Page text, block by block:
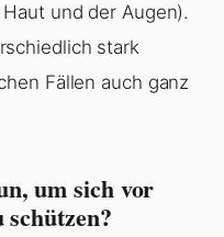
und der Augen).
stark
Fällen auch ganz
um sich vor